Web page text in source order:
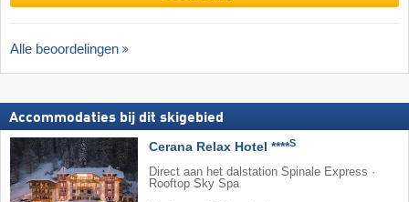
Alle beoordelingen
Accommodaties bij dit skigebied
Cerana Relax Hotel ****S
Direct aan het dalstation Spinale Express ·
Rooftop Sky Spa